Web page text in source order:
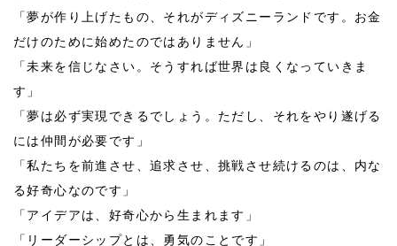
「夢が作り上げたもの、それがディズニーランドです。お金
だけのために始めたのではありません」
「未来を信じなさい。そうすれば世界は良くなっていきま
す」
「夢は必ず実現できるでしょう。ただし、それをやり遂げる
には仲間が必要です」
「私たちを前進させ、追求させ、挑戦させ続けるのは、内な
る好奇心なのです」
「アイデアは、好奇心から生まれます」
「リーダーシップとは、勇気のことです」